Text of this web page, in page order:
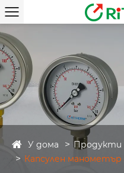
У дома Продукти
Капсулен манометър